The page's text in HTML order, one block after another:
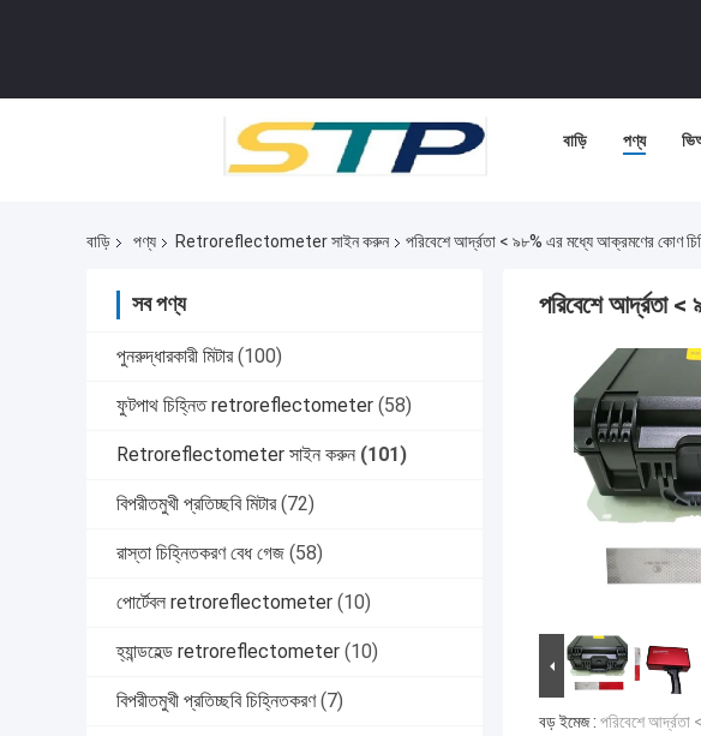
বাড়ি পণ্য
বাড়ি পণ্য Retroreflectometer সাইন করুন পরিবেশে আর্দ্রতা < ৯৮% এর মধ্যে আক্রমণের কোণ
সব পণ্য
পুনরুদ্ধারকারী মিটার (100)
ফুটপাথ চিহ্নিত retroreflectometer (58)
Retroreflectometer সাইন করুন (101)
বিপরীতমুখী প্রতিচ্ছবি মিটার (72)
রাস্তা চিহ্নিতকরণ বেধ গেজ (58)
পোর্টেবল retroreflectometer (10)
হ্যান্ডহেল্ড retroreflectometer (10)
বিপরীতমুখী প্রতিচ্ছবি চিহ্নিতকরণ (7)
পরিবেশে আর্দ্রতা <
বড় ইমেজ : পরিবেশে